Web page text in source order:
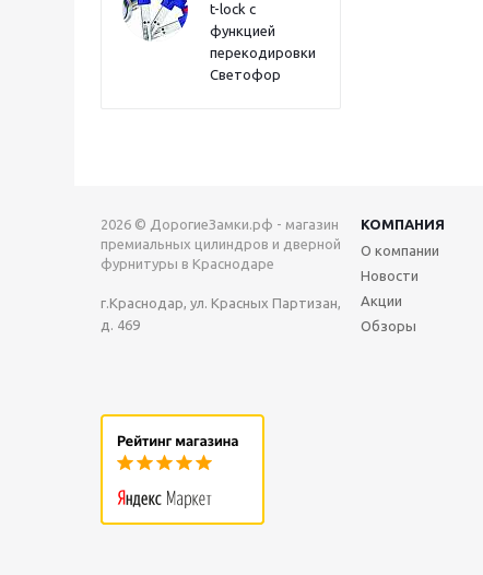
t-lock с
функцией
перекодировки
Светофор
2026 © ДорогиеЗамки.рф - магазин
премиальных цилиндров и дверной
фурнитуры в Краснодаре
г.Краснодар, ул. Красных Партизан,
д. 469
КОМПАНИЯ
О компании
Новости
Акции
Обзоры